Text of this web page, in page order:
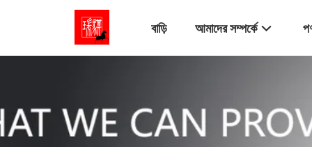
বাড়ি আমাদের সম্পর্কে